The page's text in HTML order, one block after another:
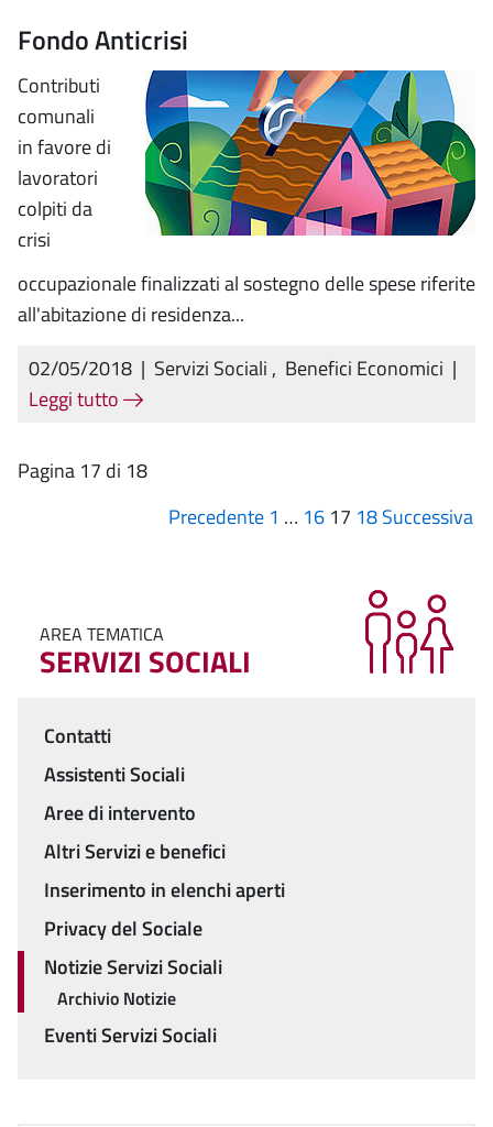
Fondo Anticrisi
Contributi
comunali
in favore di
lavoratori
colpiti da
crisi
occupazionale finalizzati al sostegno delle spese riferite
all'abitazione di residenza...
02/05/2018 | Servizi Sociali , Benefici Economici |
Leggi tutto
Pagina 17 di 18
Precedente 1 … 16 17 18Successiva
AREA TEMATICA
SERVIZI SOCIALI
Menu
Contatti
Assistenti Sociali
Aree di intervento
Altri Servizi e benefici
Inserimento in elenchi aperti
Privacy del Sociale
Notizie Servizi Sociali
Archivio Notizie
Eventi Servizi Sociali